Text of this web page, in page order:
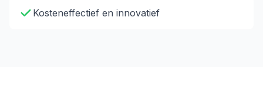
Kosteneffectief en innovatief